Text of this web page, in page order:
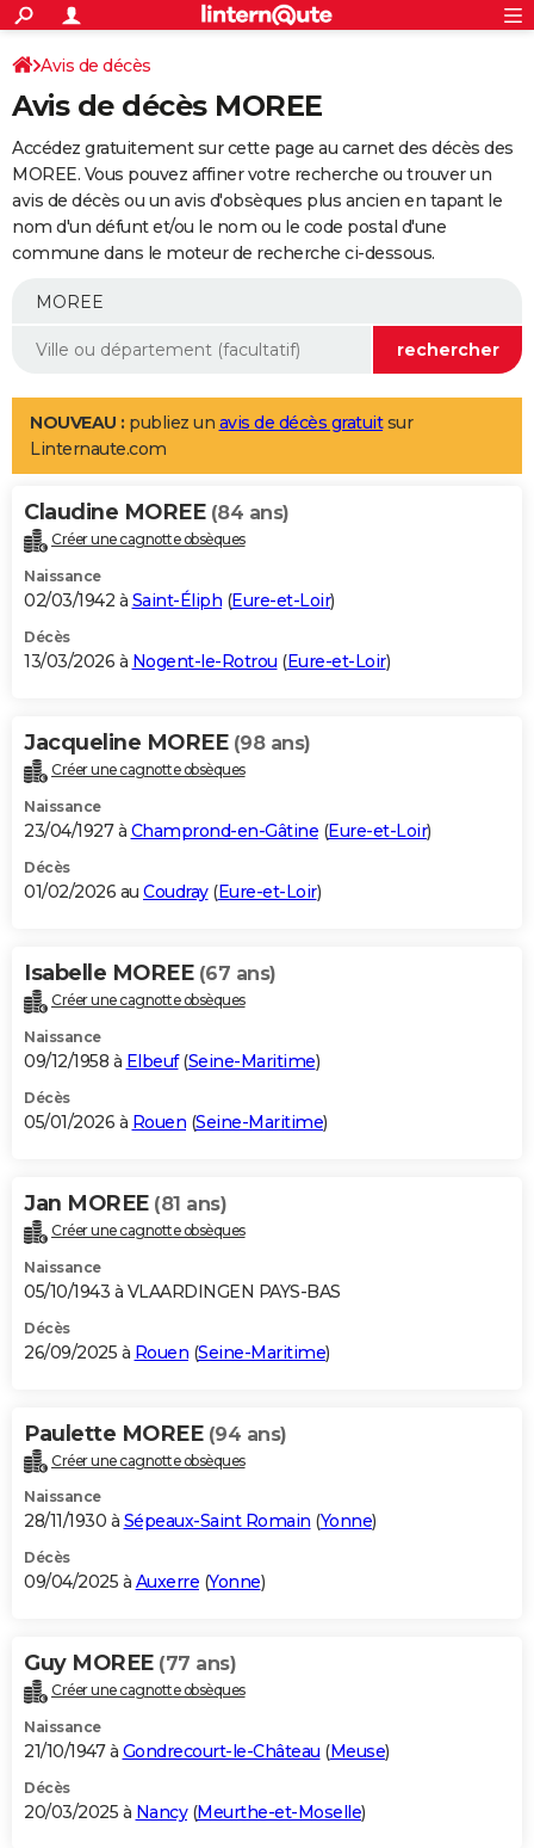
ACTUALITÉS
Politique
Société
Faits Divers
Education
Monde
Villes
+
SPORT
Coupe du monde 2026
Football
Tennis
Cyclisme
Rugby
Forum
Programme TV
TNT
Streaming
Cinéma
Sorties cinéma
Musique
+
FINANCE
Retraite
Epargne
Immobilier
Risques naturels par ville
Banque
Assurance
AUTO
Essais
Réserver un essai
Citadines
Berlines
SUV
Forum auto
+
Mobiles
Meilleur smartphone
Internet
Ordinateurs
Jeux vidéo
Guide high-tech
Aménagement intérieur
LIFESTYLE
Art de vivre
Bien-être
Loisirs
Mode
Modes de vie
Alimentation
Guide de la santé
Maladies
Médicaments
Sommeil
VOYAGE
Destinations
City break
Voyage nature
Voyage de noces
Forum
Climat
+PHOTO
GUIDES D'ACHAT
BONS PLANS
Carte de Noël
Carte Bonne année
Carte Saint-Valentin
Carte Pâques
Carte d'anniversaire
DICTIONNAIRE
Dictionnaire
Biographies
Citations
Expressions
Proverbes
PROGRAMME TV
S'inscrire
Se connecter
Lycées
Collèges
Primaires
Universités
Entreprises
Service militaire
Avis de recherche
AVIS DE DÉCÈS
Bricolage
Lifestyle
Culture
Sport
Auto
Television
Voyage
Cinema
Avis de décès
Avis de décès MOREE
Accédez gratuitement sur cette page au carnet des décès des
MOREE. Vous pouvez affiner votre recherche ou trouver un
avis de décès ou un avis d'obsèques plus ancien en tapant le
nom d'un défunt et/ou le nom ou le code postal d'une
commune dans le moteur de recherche ci-dessous.
NOUVEAU : publiez un avis de décès gratuitsur
Linternaute.com
Claudine MOREE (84 ans)
Créer une cagnotte obsèques
Naissance
02/03/1942 à Saint-Éliph (Eure-et-Loir)
Décès
13/03/2026 à Nogent-le-Rotrou (Eure-et-Loir)
Jacqueline MOREE (98 ans)
Créer une cagnotte obsèques
Naissance
23/04/1927 à Champrond-en-Gâtine (Eure-et-Loir)
Décès
01/02/2026 au Coudray(Eure-et-Loir)
Isabelle MOREE (67 ans)
Créer une cagnotte obsèques
Naissance
09/12/1958 à Elbeuf(Seine-Maritime)
Décès
05/01/2026 à Rouen (Seine-Maritime)
Jan MOREE (81 ans)
Créer une cagnotte obsèques
Naissance
05/10/1943 à VLAARDINGEN PAYS-BAS
Décès
26/09/2025 à Rouen (Seine-Maritime)
Paulette MOREE (94 ans)
Créer une cagnotte obsèques
Naissance
28/11/1930 à Sépeaux-Saint Romain (Yonne)
Décès
09/04/2025 à Auxerre (Yonne)
Guy MOREE (77 ans)
Créer une cagnotte obsèques
Naissance
21/10/1947 à Gondrecourt-le-Château (Meuse)
Décès
20/03/2025 à Nancy(Meurthe-et-Moselle)